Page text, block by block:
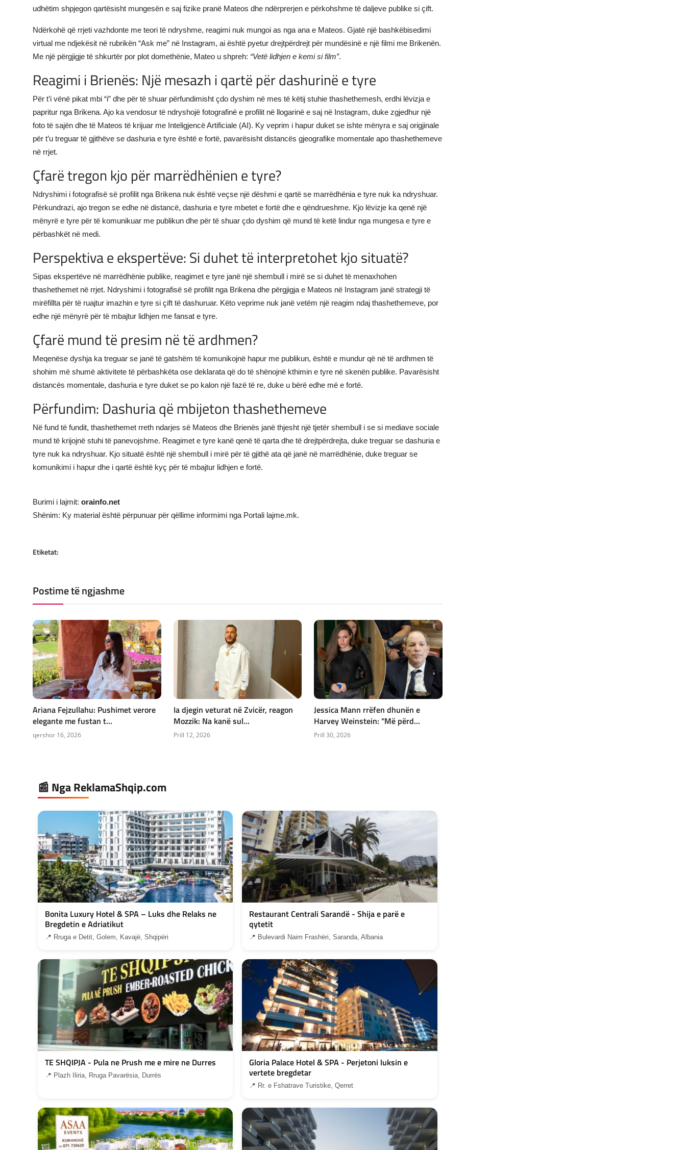
udhëtim shpjegon qartësisht mungesën e saj fizike pranë Mateos dhe ndërprerjen e përkohshme të daljeve publike si çift.
Ndërkohë që rrjeti vazhdonte me teori të ndryshme, reagimi nuk mungoi as nga ana e Mateos. Gjatë një bashkëbisedimi
virtual me ndjekësit në rubrikën “Ask me” në Instagram, ai është pyetur drejtpërdrejt për mundësinë e një filmi me Brikenën.
Me një përgjigje të shkurtër por plot domethënie, Mateo u shpreh: “Vetë lidhjen e kemi si film”.
Reagimi i Brienës: Një mesazh i qartë për dashurinë e tyre
Për t’i vënë pikat mbi “i” dhe për të shuar përfundimisht çdo dyshim në mes të këtij stuhie thashethemesh, erdhi lëvizja e
papritur nga Brikena. Ajo ka vendosur të ndryshojë fotografinë e profilit në llogarinë e saj në Instagram, duke zgjedhur një
foto të sajën dhe të Mateos të krijuar me Inteligjencë Artificiale (AI). Ky veprim i hapur duket se ishte mënyra e saj origjinale
për t’u treguar të gjithëve se dashuria e tyre është e fortë, pavarësisht distancës gjeografike momentale apo thashethemeve
në rrjet.
Çfarë tregon kjo për marrëdhënien e tyre?
Ndryshimi i fotografisë së profilit nga Brikena nuk është veçse një dëshmi e qartë se marrëdhënia e tyre nuk ka ndryshuar.
Përkundrazi, ajo tregon se edhe në distancë, dashuria e tyre mbetet e fortë dhe e qëndrueshme. Kjo lëvizje ka qenë një
mënyrë e tyre për të komunikuar me publikun dhe për të shuar çdo dyshim që mund të ketë lindur nga mungesa e tyre e
përbashkët në medi.
Perspektiva e ekspertëve: Si duhet të interpretohet kjo situatë?
Sipas ekspertëve në marrëdhënie publike, reagimet e tyre janë një shembull i mirë se si duhet të menaxhohen
thashethemet në rrjet. Ndryshimi i fotografisë së profilit nga Brikena dhe përgjigja e Mateos në Instagram janë strategji të
mirëfillta për të ruajtur imazhin e tyre si çift të dashuruar. Këto veprime nuk janë vetëm një reagim ndaj thashethemeve, por
edhe një mënyrë për të mbajtur lidhjen me fansat e tyre.
Çfarë mund të presim në të ardhmen?
Meqenëse dyshja ka treguar se janë të gatshëm të komunikojnë hapur me publikun, është e mundur që në të ardhmen të
shohim më shumë aktivitete të përbashkëta ose deklarata që do të shënojnë kthimin e tyre në skenën publike. Pavarësisht
distancës momentale, dashuria e tyre duket se po kalon një fazë të re, duke u bërë edhe më e fortë.
Përfundim: Dashuria që mbijeton thashethemeve
Në fund të fundit, thashethemet rreth ndarjes së Mateos dhe Brienës janë thjesht një tjetër shembull i se si mediave sociale
mund të krijojnë stuhi të panevojshme. Reagimet e tyre kanë qenë të qarta dhe të drejtpërdrejta, duke treguar se dashuria e
tyre nuk ka ndryshuar. Kjo situatë është një shembull i mirë për të gjithë ata që janë në marrëdhënie, duke treguar se
komunikimi i hapur dhe i qartë është kyç për të mbajtur lidhjen e fortë.
Burimi i lajmit: orainfo.net
Shënim: Ky material është përpunuar për qëllime informimi nga Portali lajme.mk.
Etiketat:
Postime të ngjashme
Ariana Fejzullahu: Pushimet verore
elegante me fustan t...
qershor 16, 2026
Ia djegin veturat në Zvicër, reagon
Mozzik: Na kanë sul...
Prill 12, 2026
Jessica Mann rrëfen dhunën e
Harvey Weinstein: "Më përd...
Prill 30, 2026
📰 Nga ReklamaShqip.com
Bonita Luxury Hotel & SPA – Luks dhe Relaks ne
Bregdetin e Adriatikut
📍 Rruga e Detit, Golem, Kavajë, Shqipëri
Restaurant Centrali Sarandë - Shija e parë e
qytetit
📍 Bulevardi Naim Frashëri, Saranda, Albania
TE SHQIPJA - Pula ne Prush me e mire ne Durres
📍 Plazh Iliria, Rruga Pavarësia, Durrës
Gloria Palace Hotel & SPA - Perjetoni luksin e
vertete bregdetar
📍 Rr. e Fshatrave Turistike, Qerret